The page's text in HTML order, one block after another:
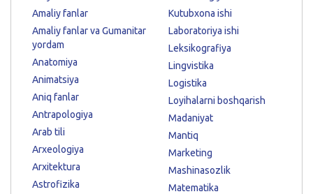
Amaliy fanlar
Amaliy fanlar va Gumanitar
yordam
Anatomiya
Animatsiya
Aniq fanlar
Antrapologiya
Arab tili
Arxeologiya
Arxitektura
Astrofizika
Kutubxona ishi
Laboratoriya ishi
Leksikografiya
Lingvistika
Logistika
Loyihalarni boshqarish
Madaniyat
Mantiq
Marketing
Mashinasozlik
Matematika